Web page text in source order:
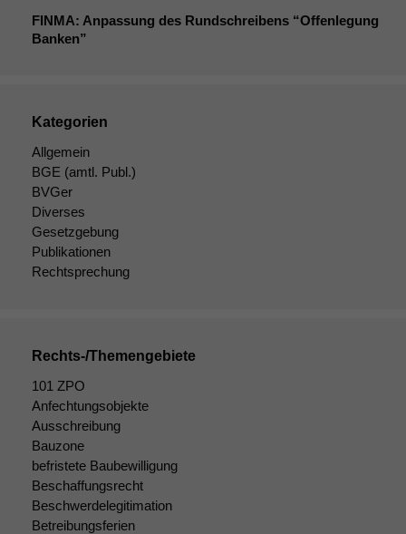
FINMA: Anpassung des Rundschreibens “Offenlegung
Banken”
Kategorien
Allgemein
BGE (amtl. Publ.)
BVGer
Diverses
Gesetzgebung
Publikationen
Rechtsprechung
Rechts-/Themengebiete
101 ZPO
Anfechtungsobjekte
Ausschreibung
Bauzone
befristete Baubewilligung
Beschaffungsrecht
Beschwerdelegitimation
Betreibungsferien